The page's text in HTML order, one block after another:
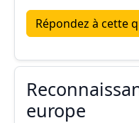
Répondez à cette
europe